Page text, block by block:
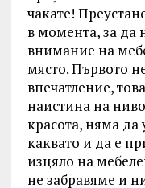
чакате!
в момента, за да
внимание на
място. Първото
впечатление,
наистина на
красота, няма да
каквато и да е
изцяло на
не забравяме и